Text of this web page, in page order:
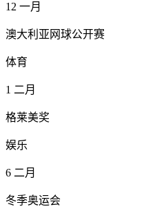
12 一月
澳大利亚网球公开赛
体育
1 二月
格莱美奖
娱乐
6 二月
冬季奥运会